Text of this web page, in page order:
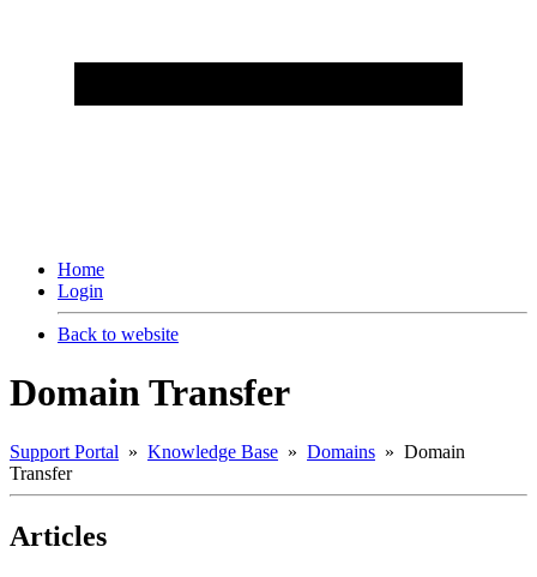
Home
Login
Back to website
Domain Transfer
Support Portal » Knowledge Base » Domains » Domain
Transfer
Articles